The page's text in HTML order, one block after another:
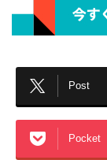
Post
Pocket